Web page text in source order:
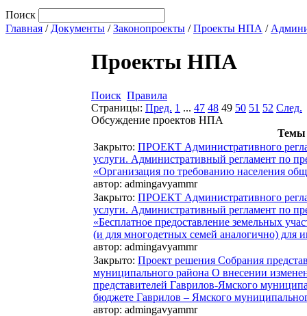
Поиск
Главная / Документы /Законопроекты /Проекты НПА /
Проекты НПА
Поиск Правила
Страницы: Пред. 1 ... 47 48 49 50 51 52 След.
Обсуждение проектов НПА
Темы
Закрыто: ПРОЕКТ Административного
услуги. Административный регламент по
«Организация по требованию населения
автор: admingavyammr
Закрыто: ПРОЕКТ Административного
услуги. Административный регламент по
«Бесплатное предоставление земельных
(и для многодетных семей аналогично) для
автор: admingavyammr
Закрыто: Проект решения Собрания
муниципального района О внесении
представителей Гаврилов-Ямского
бюджете Гаврилов – Ямского
автор: admingavyammr